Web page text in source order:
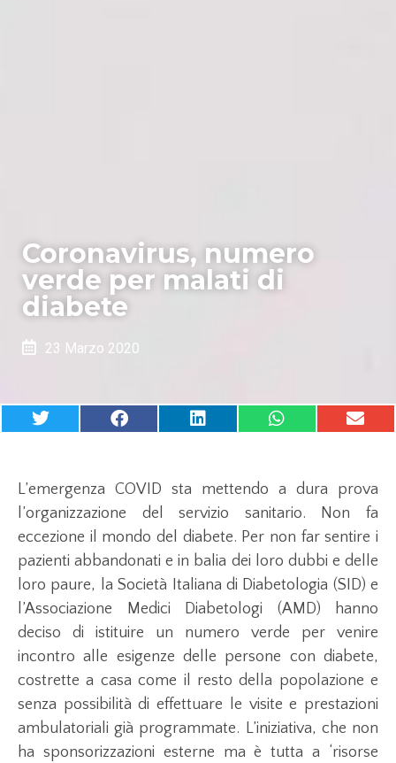
Coronavirus, numero
verde per malati di
diabete
23 Marzo 2020
L’emergenza COVID sta mettendo a dura prova
l’organizzazione del servizio sanitario. Non fa
eccezione il mondo del diabete. Per non far sentire i
pazienti abbandonati e in balia dei loro dubbi e delle
loro paure, la Società Italiana di Diabetologia (SID) e
l’Associazione Medici Diabetologi (AMD) hanno
deciso di istituire un numero verde per venire
incontro alle esigenze delle persone con diabete,
costrette a casa come il resto della popolazione e
senza possibilità di effettuare le visite e prestazioni
ambulatoriali già programmate. L’iniziativa, che non
ha sponsorizzazioni esterne ma è tutta a ‘risorse